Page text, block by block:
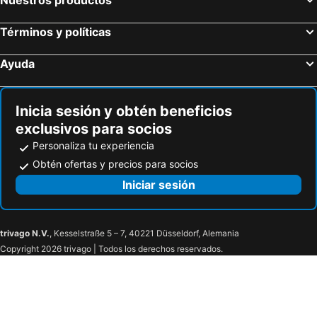
Bunschoten, bed and breakfasts
Drechterland, bed and breakfasts
Bergen aan Zee, bed and breakfasts
Términos y políticas
Ayuda
Inicia sesión y obtén beneficios
exclusivos para socios
Personaliza tu experiencia
Obtén ofertas y precios para socios
Iniciar sesión
trivago N.V., Kesselstraße 5 – 7, 40221 Düsseldorf, Alemania
Copyright 2026 trivago | Todos los derechos reservados.